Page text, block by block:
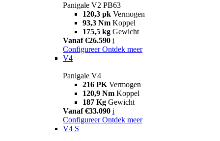
Panigale V2 PB63
120,3 pk Vermogen
93,3 Nm Koppel
175,5 kg Gewicht
Vanaf €26.590 i
Configureer Ontdek meer
V4
Panigale V4
216 PK Vermogen
120,9 Nm Koppel
187 Kg Gewicht
Vanaf €33.090 i
Configureer Ontdek meer
V4 S